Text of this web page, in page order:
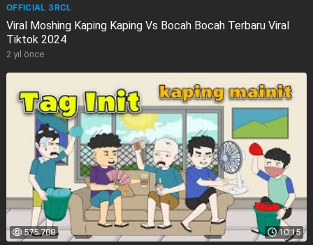
OFFICIAL 3RCL
Viral Moshing Kaping Kaping Vs Bocah Bocah Terbaru Viral
Tiktok 2024
2 yıl önce
10:15
575.708